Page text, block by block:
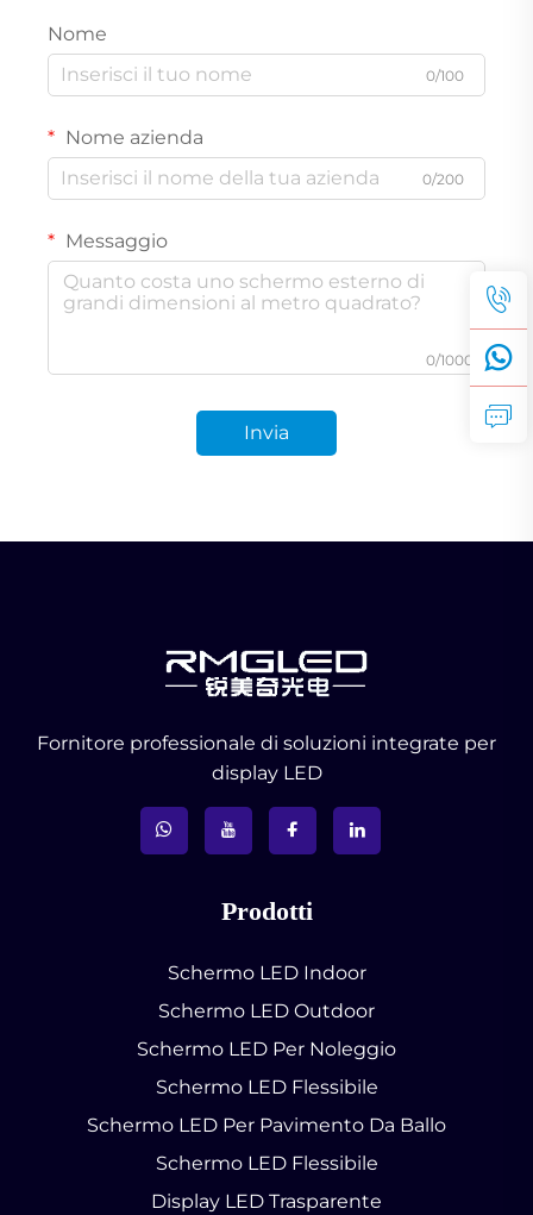
Nome
0/100
Nome azienda
0/200
Messaggio
0/1000
Invia
Fornitore professionale di soluzioni integrate per
display LED
Prodotti
Schermo LED Indoor
Schermo LED Outdoor
Schermo LED Per Noleggio
Schermo LED Flessibile
Schermo LED Per Pavimento Da Ballo
Schermo LED Flessibile
Display LED Trasparente